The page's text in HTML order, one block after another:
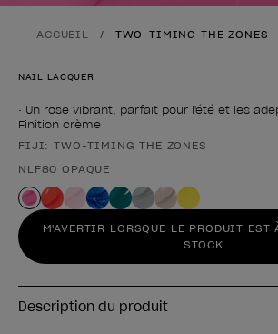
ACCUEIL TWO-TIMING THE ZONES
NAIL LACQUER
• Un rose vibrant, parfait pour l'été et les
Finition crème
Forme du produit
FIJI: TWO-TIMING THE ZONES
NLF80 OPAQUE
M'AVERTIR LORSQUE LE PRODUIT EST
STOCK
Description du produit